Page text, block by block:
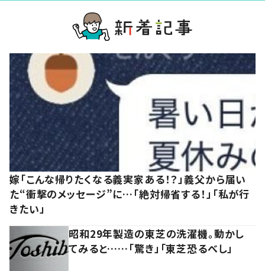
嫁「こんな帰りたくなる義実家ある！？」義父から届い
た“衝撃のメッセージ”に…「絶対帰省する！」「私が行
きたい」
昭和29年製造の東芝の洗濯機。動かし
てみると……「驚き」「東芝恐るべし」